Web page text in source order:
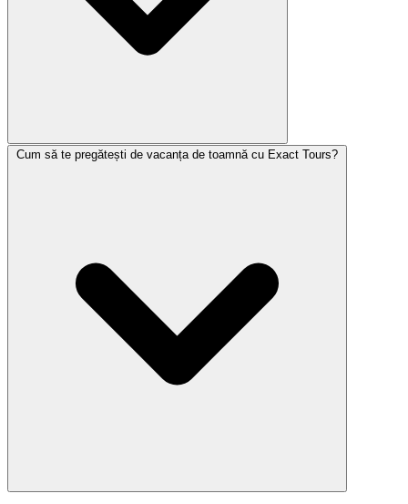
Cum să te pregătești de vacanța de toamnă cu Exact Tours?